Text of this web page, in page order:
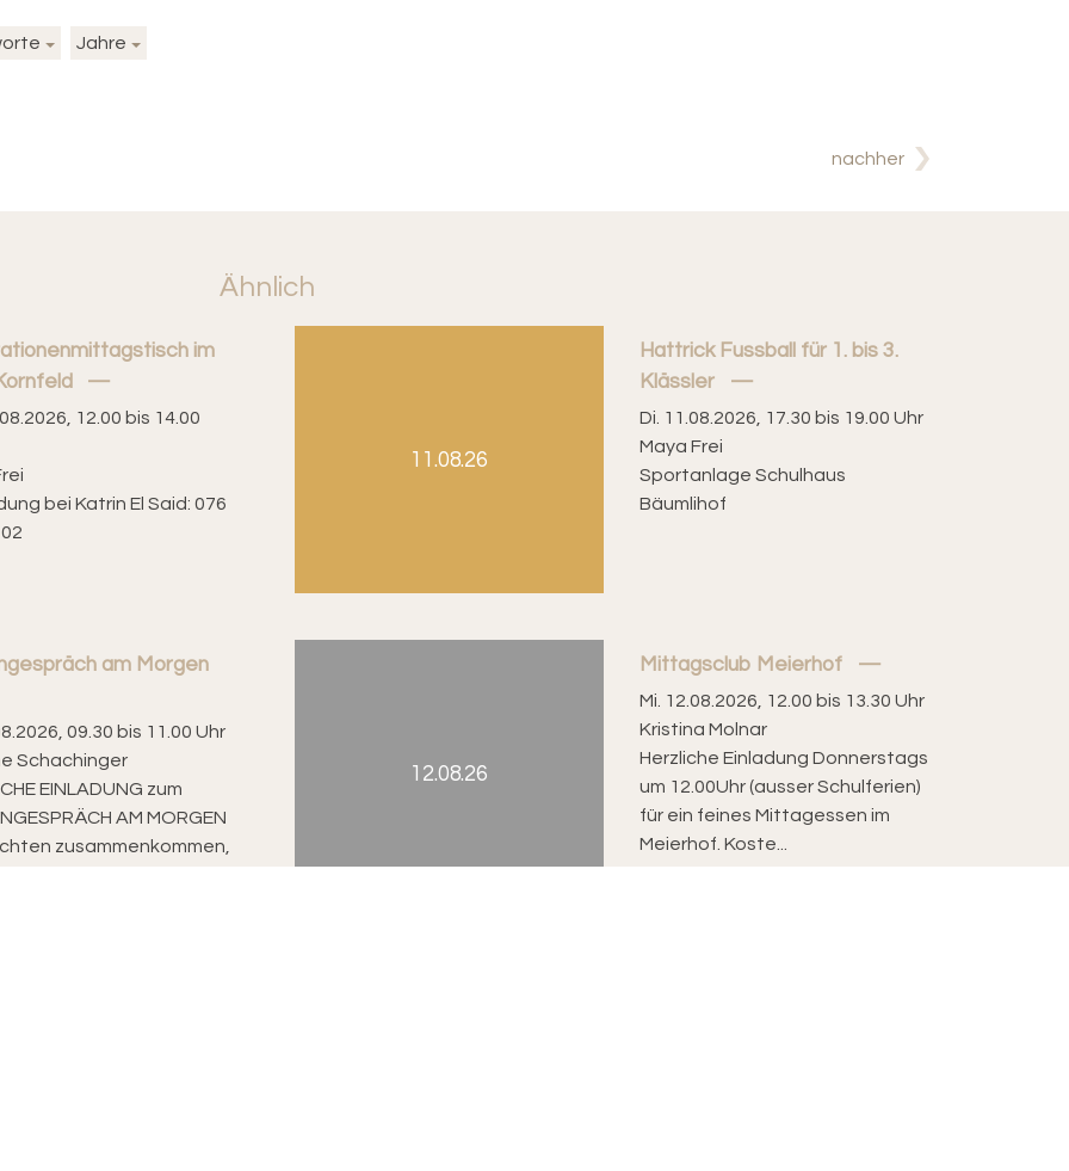
Jahre
nachher
Ähnlich
im
12.00 bis 14.00
bei Katrin El Said: 076
11.08.26
Hattrick Fussball für 1. bis 3.
Klässler
Di. 11.08.2026, 17.30 bis 19.00 Uhr
Maya Frei
Sportanlage Schulhaus
Bäumlihof
am Morgen
09.30 bis 11.00 Uhr
Schachinger
EINLADUNG zum
AM MORGEN
zusammenkommen,
12.08.26
Mittagsclub Meierhof
Mi. 12.08.2026, 12.00 bis 13.30 Uhr
Kristina Molnar
Herzliche Einladung Donnerstags
um 12.00Uhr (ausser Schulferien)
für ein feines Mittagessen im
Meierhof. Koste...